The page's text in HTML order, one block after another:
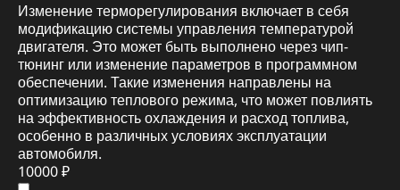
Изменение терморегулирования включает в себя
модификацию системы управления температурой
двигателя. Это может быть выполнено через чип-
тюнинг или изменение параметров в программном
обеспечении. Такие изменения направлены на
оптимизацию теплового режима, что может повлиять
на эффективность охлаждения и расход топлива,
особенно в различных условиях эксплуатации
автомобиля.
10000 ₽